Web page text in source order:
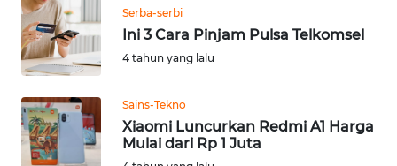
Serba-serbi
Ini 3 Cara Pinjam Pulsa Telkomsel
4 tahun yang lalu
Sains-Tekno
Xiaomi Luncurkan Redmi A1 Harga
Mulai dari Rp 1 Juta
WN
BALI
WN
WN
KALTENG